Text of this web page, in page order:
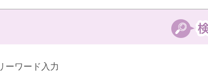
ーワード入力